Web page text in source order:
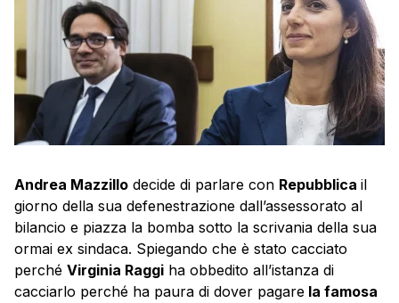
Andrea Mazzillo decide di parlare con Repubblica il
giorno della sua defenestrazione dall’assessorato al
bilancio e piazza la bomba sotto la scrivania della sua
ormai ex sindaca. Spiegando che è stato cacciato
perché Virginia Raggi ha obbedito all’istanza di
cacciarlo perché ha paura di dover pagare la famosa